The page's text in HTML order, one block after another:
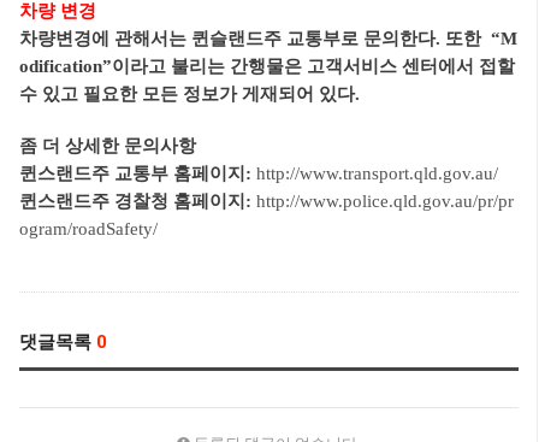
차량 변경
차량변경에 관해서는 퀸슬랜드주 교통부로 문의한다. 또한 “M
odification”이라고 불리는 간행물은 고객서비스 센터에서 접할
수 있고 필요한 모든 정보가 게재되어 있다.
좀 더 상세한 문의사항
퀸스랜드주 교통부 홈페이지: http://www.transport.qld.gov.au/
퀸스랜드주 경찰청 홈페이지: http://www.police.qld.gov.au/pr/pr
ogram/roadSafety/
댓글목록 0